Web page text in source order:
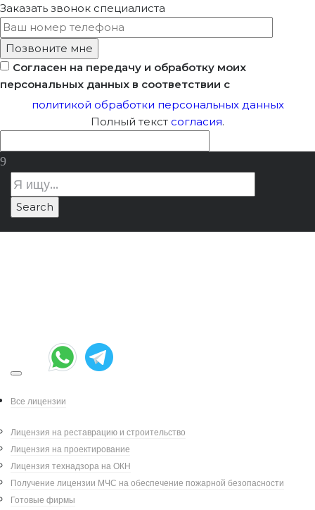
Заказать звонок специалиста
Согласен на передачу и обработку моих
персональных данных в соответствии с
политикой обработки персональных данных
Полный текст согласия.
Все лицензии
Лицензия на реставрацию и строительство
Лицензия на проектирование
Лицензия технадзора на ОКН
Получение лицензии МЧС на обеспечение пожарной безопасности
Готовые фирмы
Написал:
Категория:Лицензирование
Минкультуры